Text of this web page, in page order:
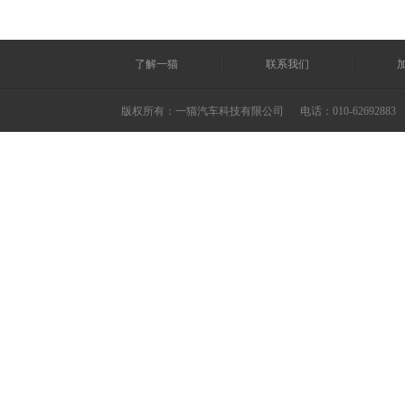
了解一猫 联系我们
版权所有：一猫汽车科技有限公司 电话：010-